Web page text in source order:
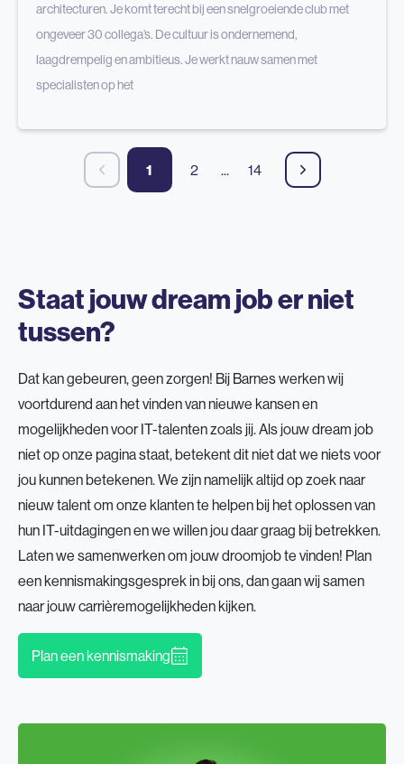
architecturen. Je komt terecht bij een snelgroeiende club met
ongeveer 30 collega’s. De cultuur is ondernemend,
laagdrempelig en ambitieus. Je werkt nauw samen met
specialisten op het
1 2 ... 14
Staat jouw dream job er niet
tussen?
Dat kan gebeuren, geen zorgen! Bij Barnes werken wij
voortdurend aan het vinden van nieuwe kansen en
mogelijkheden voor IT-talenten zoals jij. Als jouw dream job
niet op onze pagina staat, betekent dit niet dat we niets voor
jou kunnen betekenen. We zijn namelijk altijd op zoek naar
nieuw talent om onze klanten te helpen bij het oplossen van
hun IT-uitdagingen en we willen jou daar graag bij betrekken.
Laten we samenwerken om jouw droomjob te vinden! Plan
een kennismakingsgesprek in bij ons, dan gaan wij samen
naar jouw carrièremogelijkheden kijken.
Plan een kennismaking